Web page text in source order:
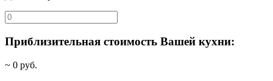
Приблизительная стоимость Вашей кухни:
~ 0 руб.